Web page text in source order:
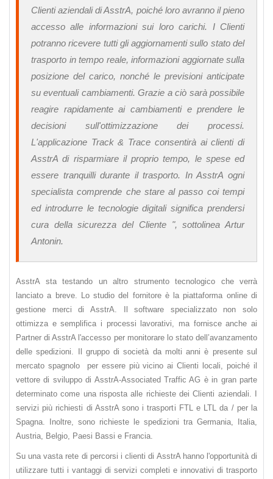
Clienti aziendali di AsstrA, poiché loro avranno il pieno
accesso alle informazioni sui loro carichi. I Clienti
potranno ricevere tutti gli aggiornamenti sullo stato del
trasporto in tempo reale, informazioni aggiornate sulla
posizione del carico, nonché le previsioni anticipate
su eventuali cambiamenti. Grazie a ciò sarà possibile
reagire rapidamente ai cambiamenti e prendere le
decisioni sull'ottimizzazione dei processi.
L'applicazione Track & Trace consentirà ai clienti di
AsstrA di risparmiare il proprio tempo, le spese ed
essere tranquilli durante il trasporto. In AsstrA ogni
specialista comprende che stare al passo coi tempi
ed introdurre le tecnologie digitali significa prendersi
cura della sicurezza del Cliente ", sottolinea Artur
Antonin.
AsstrA sta testando un altro strumento tecnologico che verrà
lanciato a breve. Lo studio del fornitore è la piattaforma online di
gestione merci di AsstrA. Il software specializzato non solo
ottimizza e semplifica i processi lavorativi, ma fornisce anche ai
Partner di AsstrA l'accesso per monitorare lo stato dell’avanzamento
delle spedizioni. Il gruppo di società da molti anni è presente sul
mercato spagnolo per essere più vicino ai Clienti locali, poiché il
vettore di sviluppo di AsstrA-Associated Traffic AG è in gran parte
determinato come una risposta alle richieste dei Clienti aziendali. I
servizi più richiesti di AsstrA sono i trasporti FTL e LTL da / per la
Spagna. Inoltre, sono richieste le spedizioni tra Germania, Italia,
Austria, Belgio, Paesi Bassi e Francia.
Su una vasta rete di percorsi i clienti di AsstrA hanno l'opportunità di
utilizzare tutti i vantaggi di servizi completi e innovativi di trasporto